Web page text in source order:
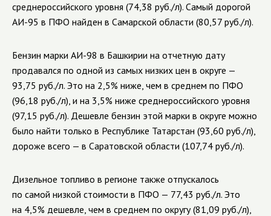
среднероссийского уровня (74,38 руб./л). Самый дорогой
АИ-95 в ПФО найден в Самарской области (80,57 руб./л).
Бензин марки АИ-98 в Башкирии на отчетную дату
продавался по одной из самых низких цен в округе —
93,75 руб./л. Это на 2,5% ниже, чем в среднем по ПФО
(96,18 руб./л), и на 3,5% ниже среднероссийского уровня
(97,15 руб./л). Дешевле бензин этой марки в округе можно
было найти только в Республике Татарстан (93,60 руб./л),
дороже всего — в Саратовской области (107,74 руб./л).
Дизельное топливо в регионе также отпускалось
по самой низкой стоимости в ПФО — 77,43 руб./л. Это
на 4,5% дешевле, чем в среднем по округу (81,09 руб./л),